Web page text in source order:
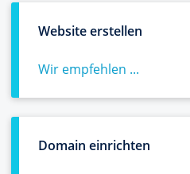
Website erstellen
Wir empfehlen ...
Domain einrichten